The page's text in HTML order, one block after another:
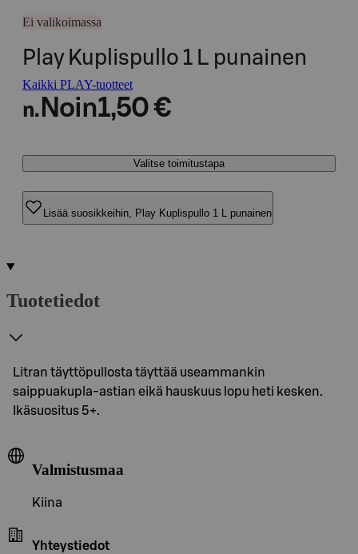
Ei valikoimassa
Play Kuplispullo 1 L punainen
Kaikki PLAY-tuotteet
n. Noin1,50 €
Valitse toimitustapa
Lisää suosikkeihin, Play Kuplispullo 1 L punainen
Tuotetiedot
Litran täyttöpullosta täyttää useammankin
saippuakupla-astian eikä hauskuus lopu heti kesken.
Ikäsuositus 5+.
Valmistusmaa
Kiina
Yhteystiedot